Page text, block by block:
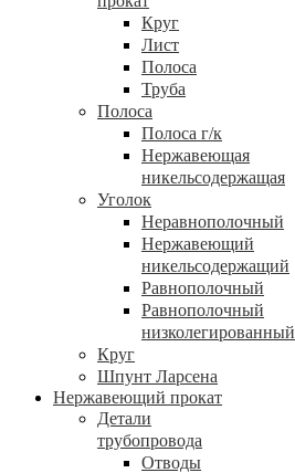
Круг
Лист
Полоса
Труба
Полоса
Полоса г/к
Нержавеющая
никельсодержащая
Уголок
Неравнополочный
Нержавеющий
никельсодержащий
Равнополочный
Равнополочный
низколегированный
Круг
Шпунт Ларсена
Нержавеющий прокат
Детали
трубопровода
Отводы